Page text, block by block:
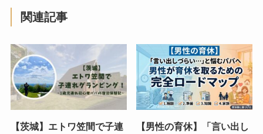
関連記事
【茨城】エトワ笠間で子連
【男性の育休】「言い出し